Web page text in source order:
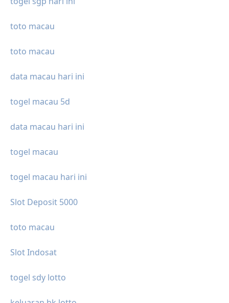
toto macau
toto macau
data macau hari ini
togel macau 5d
data macau hari ini
togel macau
togel macau hari ini
Slot Deposit 5000
toto macau
Slot Indosat
togel sdy lotto